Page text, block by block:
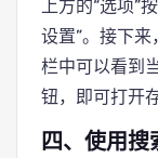
上方的“选项”
设置”。接下来
栏中可以看到
钮，即可打开
四、使用搜